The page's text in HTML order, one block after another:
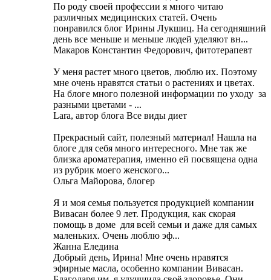
По роду своей профессии я много читаю
различных медицинских статей. Очень
понравился блог Ирины Лукшиц. На сегодняшний
день все меньше и меньше людей уделяют вн...
Макаров Константин Федорович, фитотерапевт
У меня растет много цветов, люблю их. Поэтому
мне очень нравятся статьи о растениях и цветах.
На блоге много полезной информации по уходу за
разными цветами - ...
Lara, автор блога Все виды диет
Прекрасный сайт, полезный материал! Нашла на
блоге для себя много интересного. Мне так же
близка ароматерапия, именно ей посвящена одна
из рубрик моего женского...
Ольга Майорова, блогер
Я и моя семья пользуется продукцией компании
Вивасан более 9 лет. Продукция, как скорая
помощь в доме для всей семьи и даже для самых
маленьких. Очень люблю эф...
Жанна Еледина
Добрый день, Ирина! Мне очень нравятся
эфирные масла, особенно компании Вивасан.